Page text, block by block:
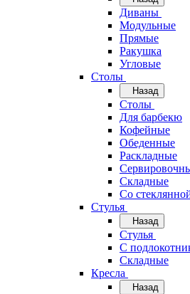
Диваны
Модульные
Прямые
Ракушка
Угловые
Столы
Назад
Столы
Для барбекю
Кофейные
Обеденные
Раскладные
Складные
Со
Стулья
Назад
Стулья
С
Складные
Кресла
Назад